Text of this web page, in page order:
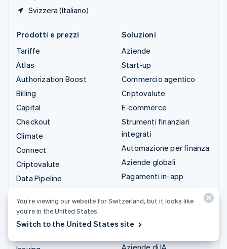
Svizzera (Italiano)
Prodotti e prezzi
Tariffe
Atlas
Authorization Boost
Billing
Capital
Checkout
Climate
Connect
Criptovalute
Data Pipeline
Financial Connections
Identity
Soluzioni
Aziende
Start-up
Commercio agentico
Criptovalute
E-commerce
Strumenti finanziari
integrati
Automazione per finanza
Aziende globali
Pagamenti in-app
Gestione del denaro
Piattaforme
You’re viewing our website for Switzerland, but it looks like
you’re in the United States.
Switch to the United States site